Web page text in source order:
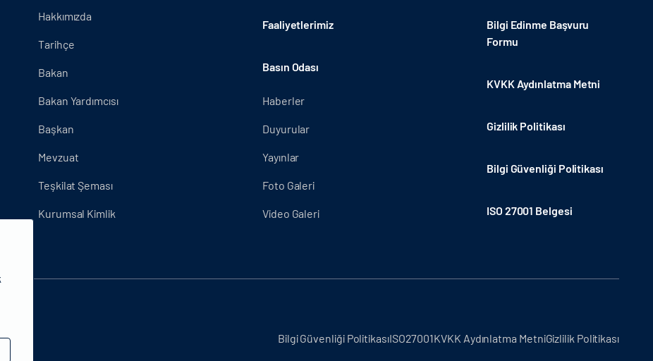
Hakkımızda
Tarihçe
Bakan
Bakan Yardımcısı
Başkan
Mevzuat
Teşkilat Şeması
Kurumsal Kimlik
Faaliyetlerimiz
Basın Odası
Haberler
Duyurular
Yayınlar
Foto Galeri
Video Galeri
Bilgi Edinme Başvuru
Formu
KVKK Aydınlatma Metni
Gizlilik Politikası
Bilgi Güvenliği Politikası
ISO 27001 Belgesi
Bilgi Güvenliği PolitikasıISO27001KVKK Aydınlatma MetniGizlilik Politikası